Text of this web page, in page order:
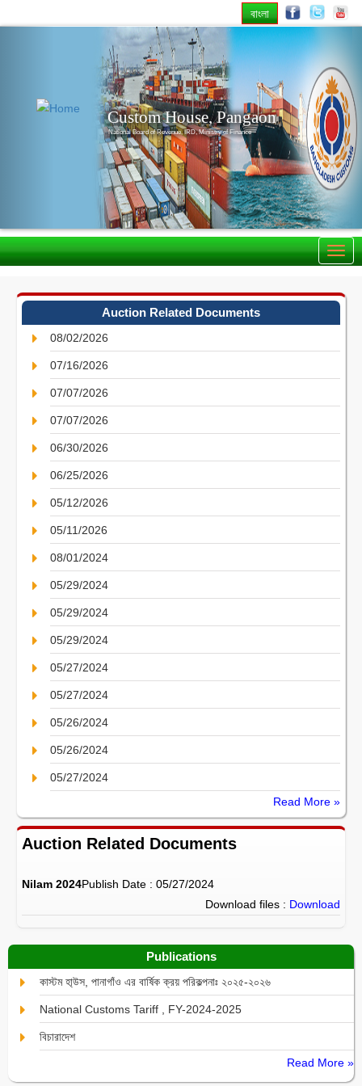
বাংলা
Custom House, Pangaon
National Board of Revenue, IRD, Ministry of Finance
Auction Related Documents
08/02/2026
07/16/2026
07/07/2026
07/07/2026
06/30/2026
06/25/2026
05/12/2026
05/11/2026
08/01/2024
05/29/2024
05/29/2024
05/29/2024
05/27/2024
05/27/2024
05/26/2024
05/26/2024
05/27/2024
Read More »
Auction Related Documents
Nilam 2024Publish Date : 05/27/2024
Download files : Download
Publications
কাস্টম হা্উস, পানাগাঁও এর বার্ষিক ক্রয় পরিকল্পনাঃ ২০২৫-২০২৬
National Customs Tariff , FY-2024-2025
বিচারাদেশ
Read More »